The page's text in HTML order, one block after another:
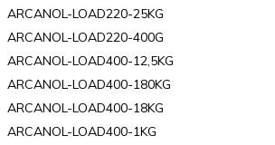
ARCANOL-LOAD220-25KG
ARCANOL-LOAD220-400G
ARCANOL-LOAD400-12,5KG
ARCANOL-LOAD400-180KG
ARCANOL-LOAD400-18KG
ARCANOL-LOAD400-1KG